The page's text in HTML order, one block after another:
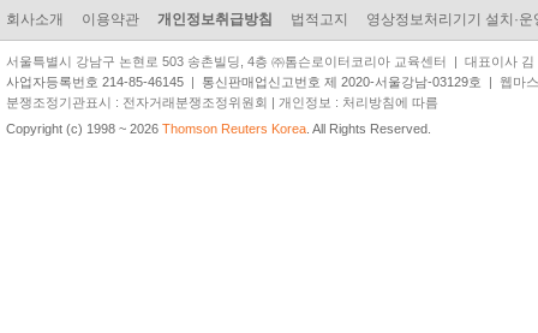
회사소개 이용약관 개인정보취급방침 법적고지 영상정보처리기기 설치·운
서울특별시 강남구 논현로 503 송촌빌딩, 4층 ㈜톰슨로이터코리아 교육센터 | 대표이사
사업자등록번호 214-85-46145 | 통신판매업신고번호 제 2020-서울강남-03129호 | 웹마
분쟁조정기관표시 : 전자거래분쟁조정위원회 | 개인정보 : 처리방침에 따름
Copyright (c) 1998 ~ 2026 Thomson Reuters Korea . All Rights Reserved.